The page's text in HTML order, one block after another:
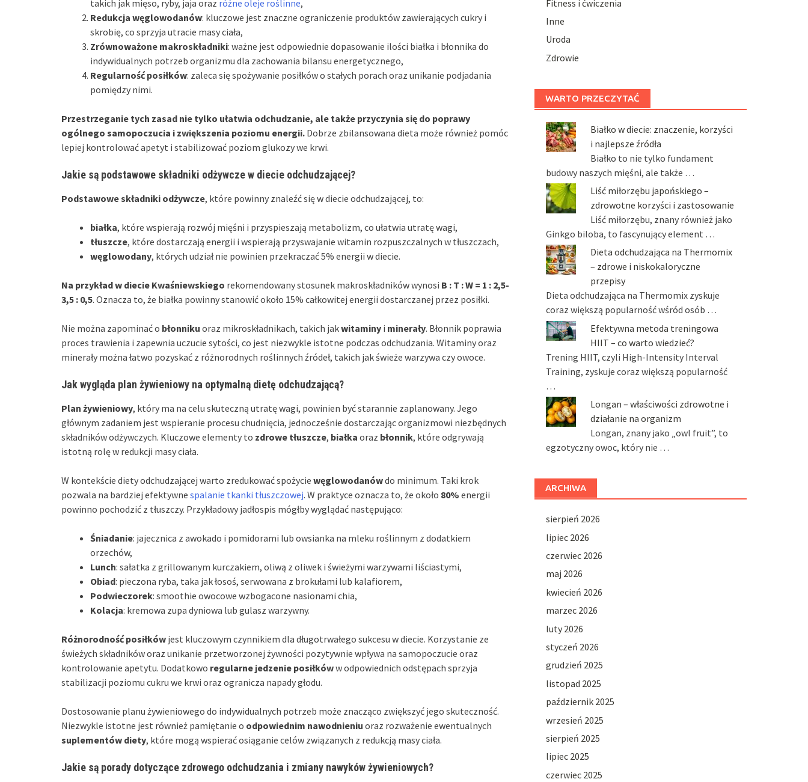
takich jak mięso, ryby, jaja oraz różne oleje roślinne,
Redukcja węglowodanów: kluczowe jest znaczne ograniczenie produktów zawierających cukry i
skrobię, co sprzyja utracie masy ciała,
Zrównoważone makroskładniki: ważne jest odpowiednie dopasowanie ilości białka i błonnika do
indywidualnych potrzeb organizmu dla zachowania bilansu energetycznego,
Regularność posiłków: zaleca się spożywanie posiłków o stałych porach oraz unikanie podjadania
pomiędzy nimi.
Przestrzeganie tych zasad nie tylko ułatwia odchudzanie, ale także przyczynia się do poprawy
ogólnego samopoczucia i zwiększenia poziomu energii. Dobrze zbilansowana dieta może również pomóc
lepiej kontrolować apetyt i stabilizować poziom glukozy we krwi.
Jakie są podstawowe składniki odżywcze w diecie odchudzającej?
Podstawowe składniki odżywcze, które powinny znaleźć się w diecie odchudzającej, to:
białka, które wspierają rozwój mięśni i przyspieszają metabolizm, co ułatwia utratę wagi,
tłuszcze, które dostarczają energii i wspierają przyswajanie witamin rozpuszczalnych w tłuszczach,
węglowodany, których udział nie powinien przekraczać 5% energii w diecie.
Na przykład w diecie Kwaśniewskiego rekomendowany stosunek makroskładników wynosi B : T : W = 1 : 2,5-
3,5 : 0,5. Oznacza to, że białka powinny stanowić około 15% całkowitej energii dostarczanej przez posiłki.
Nie można zapominać o błonniku oraz mikroskładnikach, takich jakwitaminy i minerały. Błonnik poprawia
proces trawienia i zapewnia uczucie sytości, co jest niezwykle istotne podczas odchudzania. Witaminy oraz
minerały można łatwo pozyskać z różnorodnych roślinnych źródeł, takich jak świeże warzywa czy owoce.
Jak wygląda plan żywieniowy na optymalną dietę odchudzającą?
Plan żywieniowy, który ma na celu skuteczną utratę wagi, powinien być starannie zaplanowany. Jego
głównym zadaniem jest wspieranie procesu chudnięcia, jednocześnie dostarczając organizmowi niezbędnych
składników odżywczych. Kluczowe elementy to zdrowe tłuszcze, białka oraz błonnik, które odgrywają
istotną rolę w redukcji masy ciała.
W kontekście diety odchudzającej warto zredukować spożycie węglowodanówdo minimum. Taki krok
pozwala na bardziej efektywne spalanie tkanki tłuszczowej. W praktyce oznacza to, że około 80% energii
powinno pochodzić z tłuszczy. Przykładowy jadłospis mógłby wyglądać następująco:
Śniadanie: jajecznica z awokado i pomidorami lub owsianka na mleku roślinnym z dodatkiem
orzechów,
Lunch: sałatka z grillowanym kurczakiem, oliwą z oliwek i świeżymi warzywami liściastymi,
Obiad: pieczona ryba, taka jak łosoś, serwowana z brokułami lub kalafiorem,
Podwieczorek: smoothie owocowe wzbogacone nasionami chia,
Kolacja: kremowa zupa dyniowa lub gulasz warzywny.
Różnorodność posiłków jest kluczowym czynnikiem dla długotrwałego sukcesu w diecie. Korzystanie ze
świeżych składników oraz unikanie przetworzonej żywności pozytywnie wpływa na samopoczucie oraz
kontrolowanie apetytu. Dodatkowo regularne jedzenie posiłkóww odpowiednich odstępach sprzyja
stabilizacji poziomu cukru we krwi oraz ogranicza napady głodu.
Dostosowanie planu żywieniowego do indywidualnych potrzeb może znacząco zwiększyć jego skuteczność.
Niezwykle istotne jest również pamiętanie o odpowiednim nawodnieniu oraz rozważenie ewentualnych
suplementów diety, które mogą wspierać osiąganie celów związanych z redukcją masy ciała.
Jakie są porady dotyczące zdrowego odchudzania i zmiany nawyków żywieniowych?
Fitness i ćwiczenia
Inne
Uroda
Zdrowie
WARTO PRZECZYTAĆ
Białko w diecie: znaczenie, korzyści
i najlepsze źródła
Białko to nie tylko fundament
budowy naszych mięśni, ale także …
Liść miłorzębu japońskiego –
zdrowotne korzyści i zastosowanie
Liść miłorzębu, znany również jako
Ginkgo biloba, to fascynujący element …
Dieta odchudzająca na Thermomix
– zdrowe i niskokaloryczne
przepisy
Dieta odchudzająca na Thermomix zyskuje
coraz większą popularność wśród osób …
Efektywna metoda treningowa
HIIT – co warto wiedzieć?
Trening HIIT, czyli High-Intensity Interval
Training, zyskuje coraz większą popularność
…
Longan – właściwości zdrowotne i
działanie na organizm
Longan, znany jako „owl fruit”, to
egzotyczny owoc, który nie …
ARCHIWA
sierpień 2026
lipiec 2026
czerwiec 2026
maj 2026
kwiecień 2026
marzec 2026
luty 2026
styczeń 2026
grudzień 2025
listopad 2025
październik 2025
wrzesień 2025
sierpień 2025
lipiec 2025
czerwiec 2025